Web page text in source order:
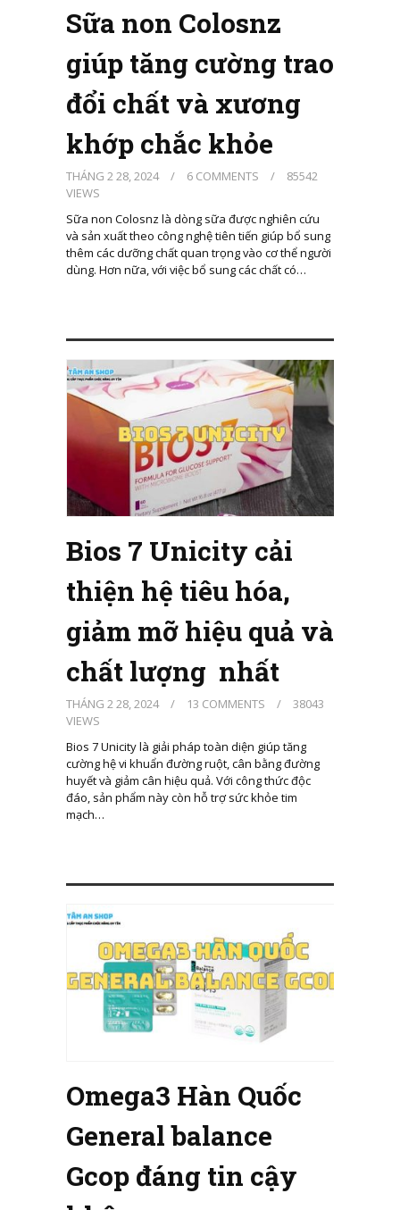
Sữa non Colosnz
giúp tăng cường trao
đổi chất và xương
khớp chắc khỏe
THÁNG 2 28, 2024 / 6 COMMENTS /
85542
VIEWS
Sữa non Colosnz là dòng sữa được nghiên cứu
và sản xuất theo công nghệ tiên tiến giúp bổ sung
thêm các dưỡng chất quan trọng vào cơ thể người
dùng. Hơn nữa, với việc bổ sung các chất có…
Bios 7 Unicity cải
thiện hệ tiêu hóa,
giảm mỡ hiệu quả và
chất lượng nhất
THÁNG 2 28, 2024 / 13 COMMENTS /
38043
VIEWS
Bios 7 Unicity là giải pháp toàn diện giúp tăng
cường hệ vi khuẩn đường ruột, cân bằng đường
huyết và giảm cân hiệu quả. Với công thức độc
đáo, sản phẩm này còn hỗ trợ sức khỏe tim
mạch…
Omega3 Hàn Quốc
General balance
Gcop đáng tin cậy